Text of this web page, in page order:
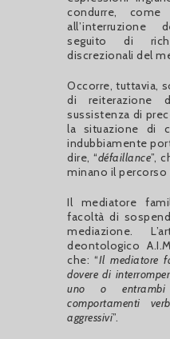
condurre, come
all’interruzione
seguito di
discrezionali del
Occorre, tuttavia,
di reiterazione
sussistenza di
la situazione di
indubbiamente
dire, “défaillance”,
minano il percorso
Il mediatore
facoltà di
mediazione.
deontologico
che: “Il mediatore
dovere di
uno o
comportamenti
aggressivi”.